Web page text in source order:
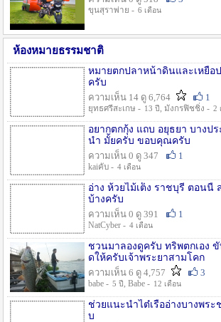
ขุนสุราพ่าย - 6 เดือน
ห้องหมายธรรมชาติ
หมายตกปลาหน้าดินและเหยื่อ
ครับ
ความเห็น 14 ดู 6,764
1
ยุทธศรีสะเกษ - 13 ปี , มังกรฟิชชิ่ง - 2
อยากตกกุ้ง แถบ อยุธยา บางป
นำ มั้ยครับ ขอบคุณครับ
ความเห็น 0 ดู 347
1
kaiคับ - 4 เดือน
อ่าง ห้วยไม้เต็ง ราชบุรี ตอนนี้
บ้างครับ
ความเห็น 0 ดู 391
1
NatCyber - 4 เดือน
ชวนมาลองดูครับ ทริพตกเอง ขั
ดให้ครับเจ้าพระยาสามโคก
ความเห็น 6 ดู 4,757
3
babe - 5 ปี , Babe - 12 เดือน
ช่วยแนะนำไต๋เรืออ่างบางพร
บ